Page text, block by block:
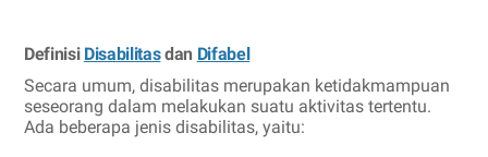
Definisi Disabilitasdan Difabel
Secara umum, disabilitas merupakan ketidakmampuan
seseorang dalam melakukan suatu aktivitas tertentu.
Ada beberapa jenis disabilitas, yaitu: